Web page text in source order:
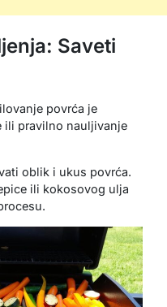
Saveti
povrća je
ili pravilno nauljivanje
oblik i ukus povrća.
ili kokosovog ulja